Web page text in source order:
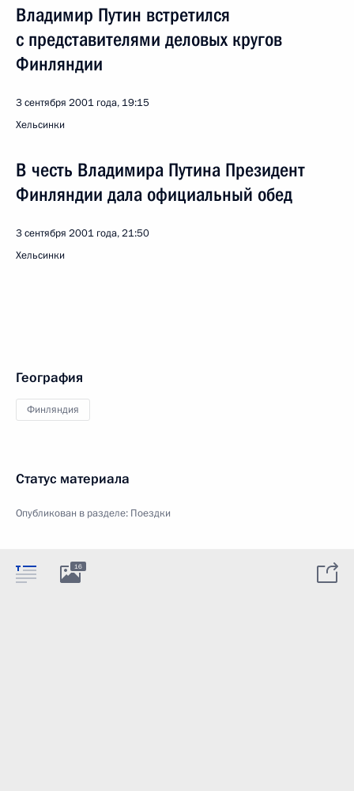
Владимир Путин встретился
с представителями деловых кругов
Финляндии
3 сентября 2001 года, 19:15
Хельсинки
В честь Владимира Путина Президент
Финляндии дала официальный обед
3 сентября 2001 года, 21:50
Хельсинки
География
Финляндия
Статус материала
Опубликован в разделе: Поездки
16